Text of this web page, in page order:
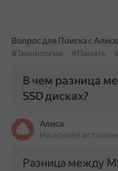
Вопрос для Поиска с
#Технологии
#Память
В чем разница
SSD дисках?
Алиса
На основе
Разница между